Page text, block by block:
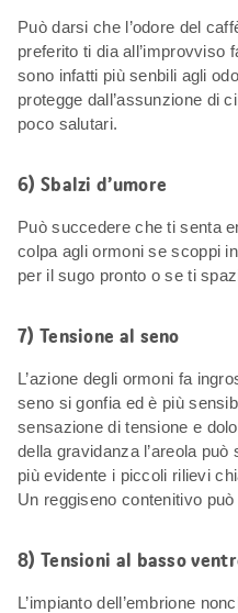
Può darsi che l’odore del
preferito ti dia all’improvviso
sono infatti più senbili agli
protegge dall’assunzione di
poco salutari.
6) Sbalzi d’umore
Può succedere che ti senta
colpa agli ormoni se scoppi
per il sugo pronto o se ti
7) Tensione al seno
L’azione degli ormoni fa
seno si gonfia ed è più
sensazione di tensione e
della gravidanza l’areola
più evidente i piccoli rilievi
Un reggiseno contenitivo può
8) Tensioni al basso
L’impianto dell’embrione